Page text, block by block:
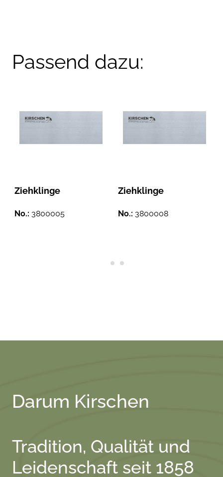
Passend dazu:
Ziehklinge
No.: 3800005
Ziehklinge
No.: 3800008
Darum Kirschen
Tradition, Qualität und
Leidenschaft seit 1858